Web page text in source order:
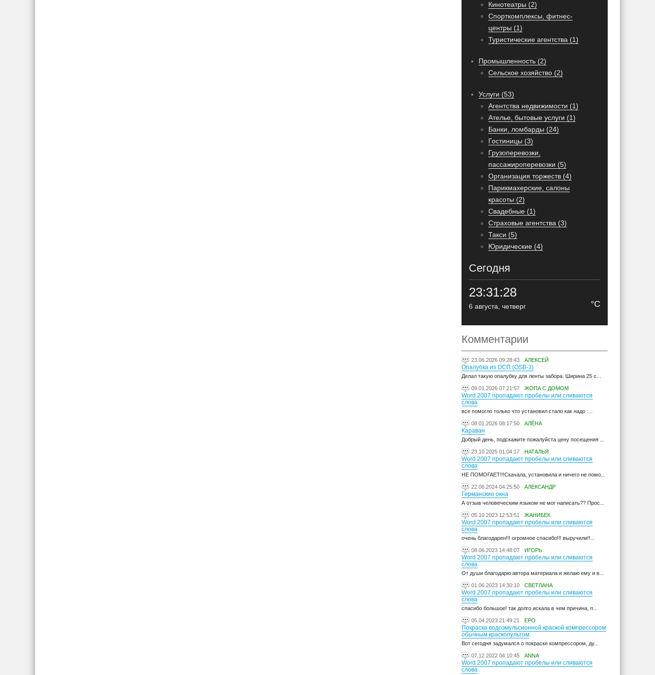
Кинотеатры (2)
Спорткомплексы, фитнес-
центры (1)
Туристические агентства (1)
Промышленность (2)
Сельское хозяйство (2)
Услуги (53)
Агентства недвижимости (1)
Ателье, бытовые услуги (1)
Банки, ломбарды (24)
Гостиницы (3)
Грузоперевозки,
пассажироперевозки (5)
Организация торжеств (4)
Парикмахерские, салоны
красоты (2)
Свадебные (1)
Страховые агентства (3)
Такси (5)
Юридические (4)
Сегодня
°C
23:31:29
6 августа, четверг
Комментарии
23.06.2026 09:28:43 АЛЕКСЕЙ
Опалубка из ОСП (OSB-3)
Делал такую опалубку для ленты забора. Ширина 25 с...
09.01.2026 07:21:57 ЖОПА С ДОМОМ
Word 2007 пропадают пробелы или сливаются
слова
все помогло только что установил стало как надо :...
08.01.2026 08:17:50 АЛЁНА
Караван
Добрый день, подскажите пожалуйста цену посещения ...
23.10.2025 01:04:17 НАТАЛЬЯ
Word 2007 пропадают пробелы или сливаются
слова
НЕ ПОМОГАЕТ!!!Скачала, установила и ничего не помо...
22.06.2024 04:25:50 АЛЕКСАНДР
Германские окна
А отзыв человеческим языком не мог написать?? Прос...
05.10.2023 12:53:51 ЖАНИБЕК
Word 2007 пропадают пробелы или сливаются
слова
очень благодарен!!! огромное спасибо!!! выручили!!...
08.06.2023 14:48:07 ИГОРЬ
Word 2007 пропадают пробелы или сливаются
слова
От души благодарю автора материала и желаю ему и в...
01.06.2023 14:30:10 СВЕТЛАНА
Word 2007 пропадают пробелы или сливаются
слова
спасибо большое! так долго искала в чем причина, п...
05.04.2023 21:49:21 ЕРО
Покраска водоэмульсионной краской компрессором
обычным краскопультом
Вот сегодня задумался о покраске компрессором, ду...
07.12.2022 04:10:45 ANNA
Word 2007 пропадают пробелы или сливаются
слова